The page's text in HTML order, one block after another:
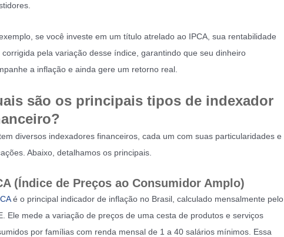
se você investe em um título atrelado ao IPCA, sua rentabilidade
corrigida pela variação desse índice, garantindo que seu dinheiro
a inflação e ainda gere um retorno real.
são os principais tipos de indexador
diversos indexadores financeiros, cada um com suas particularidades e
Abaixo, detalhamos os principais.
(Índice de Preços ao Consumidor Amplo)
é o principal indicador de inflação no Brasil, calculado mensalmente pelo
Ele mede a variação de preços de uma cesta de produtos e serviços
por famílias com renda mensal de 1 a 40 salários mínimos. Essa